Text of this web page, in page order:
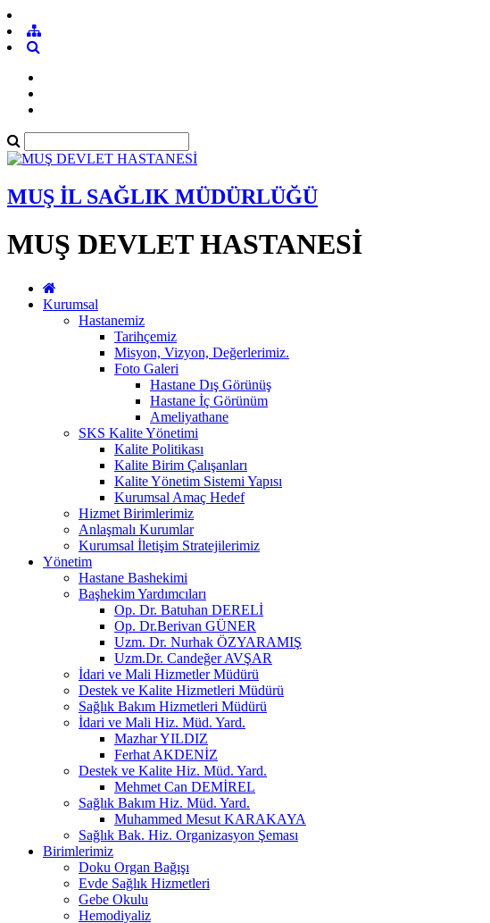
MUŞ İL SAĞLIK MÜDÜRLÜĞÜ
MUŞ DEVLET HASTANESİ
Kurumsal
Hastanemiz
Tarihçemiz
Misyon, Vizyon, Değerlerimiz.
Foto Galeri
Hastane Dış Görünüş
Hastane İç Görünüm
Ameliyathane
SKS Kalite Yönetimi
Kalite Politikası
Kalite Birim Çalışanları
Kalite Yönetim Sistemi Yapısı
Kurumsal Amaç Hedef
Hizmet Birimlerimiz
Anlaşmalı Kurumlar
Kurumsal İletişim Stratejilerimiz
Yönetim
Hastane Bashekimi
Başhekim Yardımcıları
Op. Dr. Batuhan DERELİ
Op. Dr.Berivan GÜNER
Uzm. Dr. Nurhak ÖZYARAMIŞ
Uzm.Dr. Candeğer AVŞAR
İdari ve Mali Hizmetler Müdürü
Destek ve Kalite Hizmetleri Müdürü
Sağlık Bakım Hizmetleri Müdürü
İdari ve Mali Hiz. Müd. Yard.
Mazhar YILDIZ
Ferhat AKDENİZ
Destek ve Kalite Hiz. Müd. Yard.
Mehmet Can DEMİREL
Sağlık Bakım Hiz. Müd. Yard.
Muhammed Mesut KARAKAYA
Sağlık Bak. Hiz. Organizasyon Şeması
Birimlerimiz
Doku Organ Bağışı
Evde Sağlık Hizmetleri
Gebe Okulu
Hemodiyaliz